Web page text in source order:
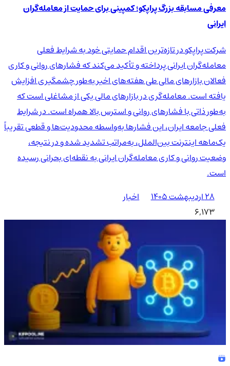
معرفی مسابقه بزرگ پراپکو؛ کمپینی برای حمایت از معامله‌گران
ایرانی
شرکت پراپکو در تازه‌ترین اقدام حمایتی خود به شرایط فعلی
معامله‌گران ایرانی پرداخته و تأکید می‌کند که فشارهای روانی و کاری
فعالان بازارهای مالی طی هفته‌های اخیر به‌طور چشمگیری افزایش
یافته است. معامله‌گری در بازارهای مالی یکی از مشاغلی است که
به‌طور ذاتی با فشارهای روانی و استرس بالا همراه است. در شرایط
فعلی جامعه ایران، این فشارها به‌واسطه محدودیت‌ها و قطعی تقریباً
یک‌ماهه اینترنت بین‌الملل، به‌مراتب تشدید شده و در نتیجه،
وضعیت روانی و کاری معامله‌گران ایرانی به نقطه‌ای بحرانی رسیده
است.
۲۸ اردیبهشت ۱۴۰۵
اخبار
6,173